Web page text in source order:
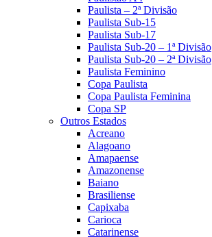
Paulista – 2ª Divisão
Paulista Sub-15
Paulista Sub-17
Paulista Sub-20 – 1ª Divisão
Paulista Sub-20 – 2ª Divisão
Paulista Feminino
Copa Paulista
Copa Paulista Feminina
Copa SP
Outros Estados
Acreano
Alagoano
Amapaense
Amazonense
Baiano
Brasiliense
Capixaba
Carioca
Catarinense